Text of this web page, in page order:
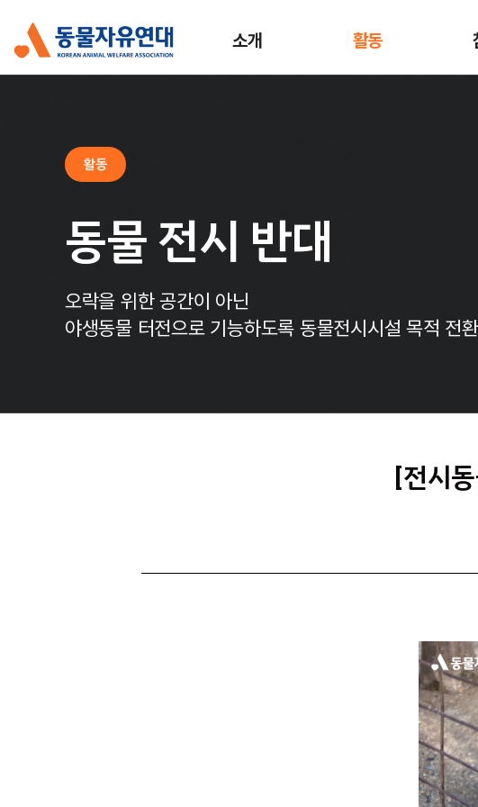
소개 활동
활동
동물 전시 반대
오락을 위한 공간이 아닌
야생동물 터전으로 기능하도록 동물전시시설 목적 전환
[전시